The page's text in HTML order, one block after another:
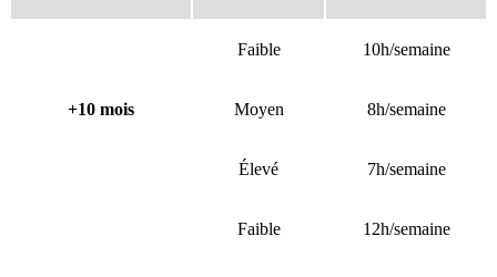
+10 mois
Faible 10h/semaine
Moyen 8h/semaine
Élevé 7h/semaine
Faible 12h/semaine